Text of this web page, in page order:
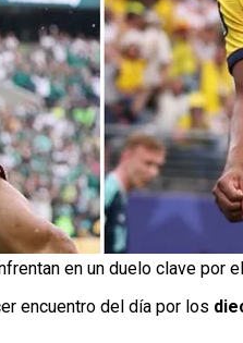
en un duelo clave por
encuentro del día por los